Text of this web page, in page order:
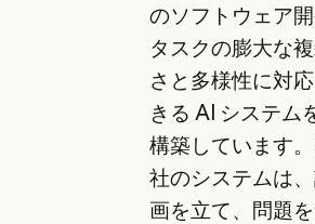
のソフトウェア
タスクの膨大な
さと多様性に対
きる AI システム
構築しています
社のシステムは
画を立て、問題